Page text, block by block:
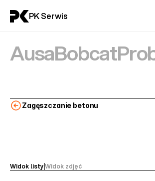
AusaBobcat
Zagęszczanie betonu
Widok listyWidok zdjęć
PK Serwis